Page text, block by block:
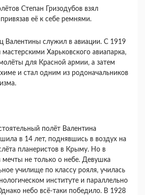
Степан Гризодубов взял
её к себе ремнями.
Валентины служил в авиации. С 1919
Харьковского авиапарка,
для Красной армии, а затем
и стал одним из родоначальников
полёт Валентина
в 14 лет, поднявшись в воздух на
планеристов в Крыму. Но в
не только о небе. Девушка
училище по классу рояля, училась
институте и параллельно
небо всё-таки победило. В 1928